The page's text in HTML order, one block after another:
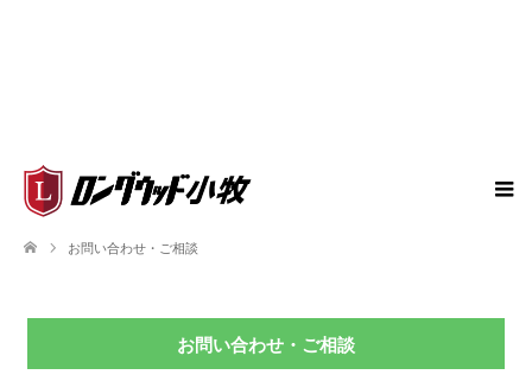
お問い合わせ・ご相談
お問い合わせ・ご相談